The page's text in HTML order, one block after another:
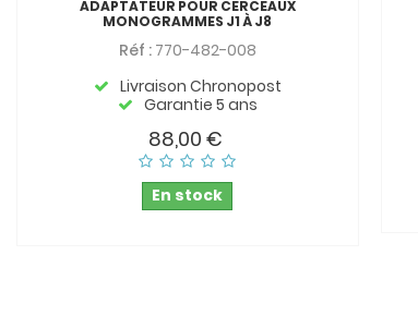
ADAPTATEUR POUR CERCEAUX
MONOGRAMMES J1 À J8
Réf :770-482-008
Livraison Chronopost
Garantie 5 ans
88,00 €
En stock